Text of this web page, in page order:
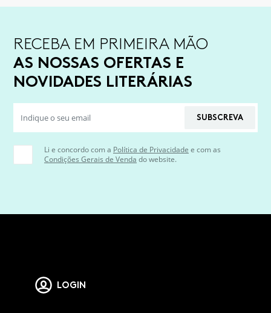
RECEBA EM PRIMEIRA MÃO
AS NOSSAS OFERTAS E
NOVIDADES LITERÁRIAS
SUBSCREVA
Li e concordo com a Política de Privacidade e com as
Condições Gerais de Venda do website.
LOGIN